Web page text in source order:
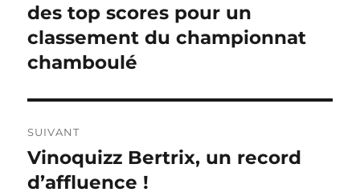
l’article
précédente :
des top scores pour un
classement du championnat
chamboulé
SUIVANT
Publication
suivante :
Vinoquizz Bertrix, un record
d’affluence !